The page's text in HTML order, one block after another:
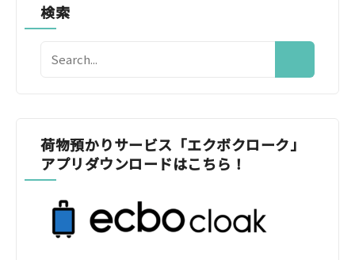
検索
荷物預かりサービス「エクボクローク」
アプリダウンロードはこちら！